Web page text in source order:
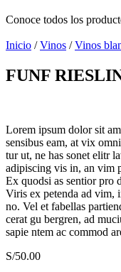
Conoce todos los
Inicio /Vinos /Vinos
FUNF
Lorem ipsum dolor sit
sensibus eam, at vix
tur ut, ne has sonet elitr
adipiscing vis in, an vim
Ex quodsi as sentior pro
Viris ex petenda ad vim,
no. Vel et fabellas
cerat gu bergren, ad
sapie ntem ac commod
S/50.00